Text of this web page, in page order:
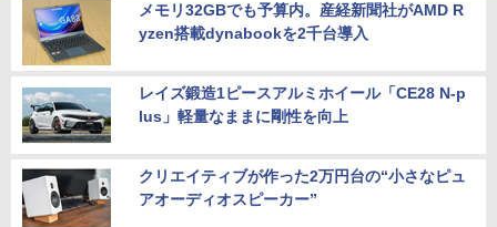
メモリ32GBでも予算内。産経新聞社がAMD R
yzen搭載dynabookを2千台導入
レイズ鍛造1ピースアルミホイール「CE28 N-p
lus」軽量なままに剛性を向上
クリエイティブが作った2万円台の“小さなピュ
アオーディオスピーカー”